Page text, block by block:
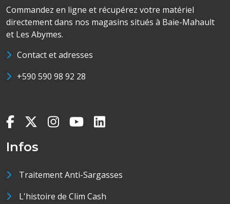
Commandez en ligne et récupérez votre matériel
directement dans nos magasins situés à Baie-Mahault
et Les Abymes.
Contact et adresses
+590 590 98 92 28
Infos
Traitement Anti-Sargasses
L'histoire de Clim Cash